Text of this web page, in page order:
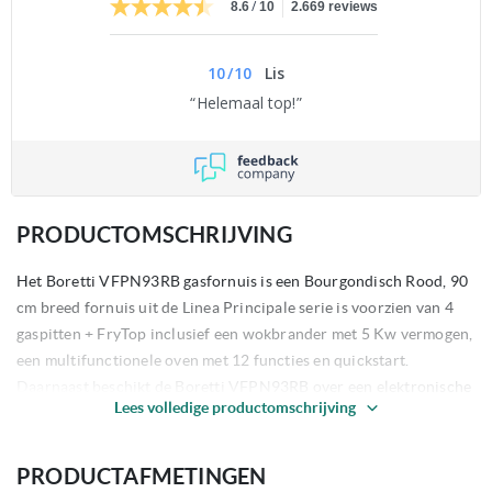
8.6/ 10 2.669 reviews
10/10
Lis
Helemaal top!
PRODUCTOMSCHRIJVING
Het Boretti VFPN93RB gasfornuis is een Bourgondisch Rood, 90
cm breed fornuis uit de Linea Principale serie is voorzien van 4
gaspitten + FryTop inclusief een wokbrander met 5 Kw vermogen,
een multifunctionele oven met 12 functies en quickstart.
Daarnaast beschikt de Boretti VFPN93RB over een elektronische
klok en mantelkoeling zodat het fornuis ingebouwd kan worden in
Lees volledige productomschrijving
PRODUCTAFMETINGEN